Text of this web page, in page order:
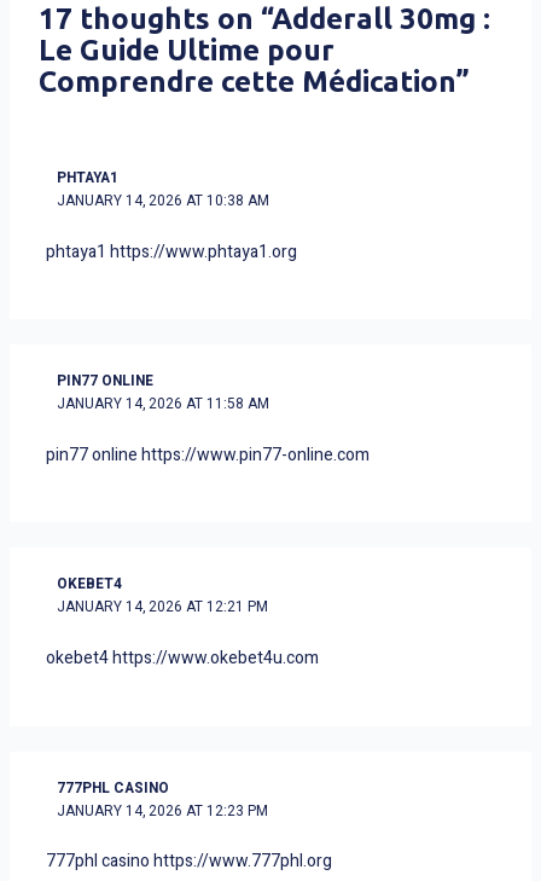
17 thoughts on “Adderall 30mg :
Le Guide Ultime pour
Comprendre cette Médication”
PHTAYA1
JANUARY 14, 2026 AT 10:38 AM
phtaya1 https://www.phtaya1.org
PIN77 ONLINE
JANUARY 14, 2026 AT 11:58 AM
pin77 onlinehttps://www.pin77-online.com
OKEBET4
JANUARY 14, 2026 AT 12:21 PM
okebet4https://www.okebet4u.com
777PHL CASINO
JANUARY 14, 2026 AT 12:23 PM
777phl casinohttps://www.777phl.org